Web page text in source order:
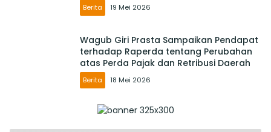
Berita 19 Mei 2026
Wagub Giri Prasta Sampaikan Pendapat
terhadap Raperda tentang Perubahan
atas Perda Pajak dan Retribusi Daerah
Berita 18 Mei 2026